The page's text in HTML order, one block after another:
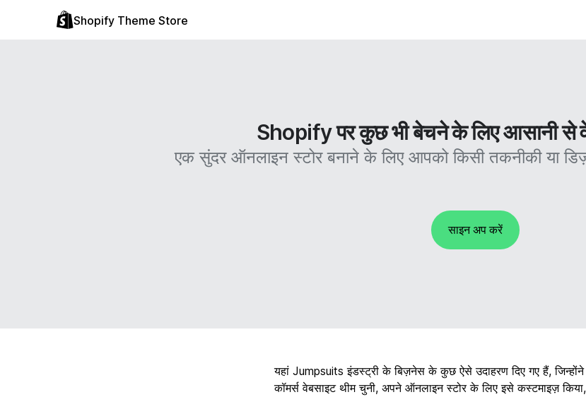
Shopify Theme Store
Shopify पर कुछ भी बेचने के लिए आसानी से
एक सुंदर ऑनलाइन स्टोर बनाने के लिए आपको किसी तकनीकी या
साइन अप करें
यहां Jumpsuits इंडस्ट्री के बिज़नेस के कुछ ऐसे उदाहरण दिए गए हैं,
कॉमर्स वेबसाइट थीम चुनी, अपने ऑनलाइन स्टोर के लिए इसे कस्टमाइज़